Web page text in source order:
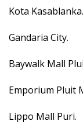
Kota Kasablanka.
Gandaria City.
Baywalk Mall
Emporium Pluit
Lippo Mall Puri.